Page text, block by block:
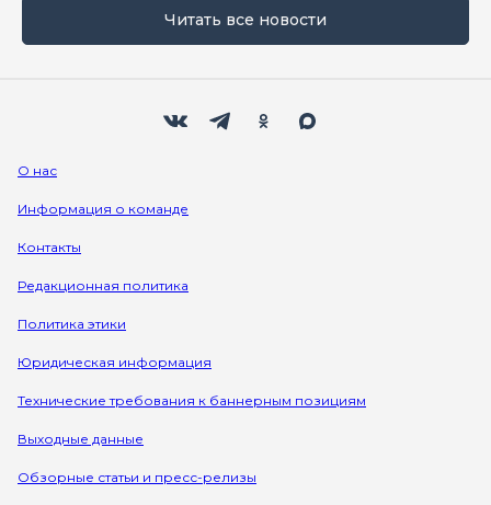
Читать все новости
О нас
Информация о команде
Контакты
Редакционная политика
Политика этики
Юридическая информация
Технические требования к баннерным позициям
Выходные данные
Обзорные статьи и пресс-релизы